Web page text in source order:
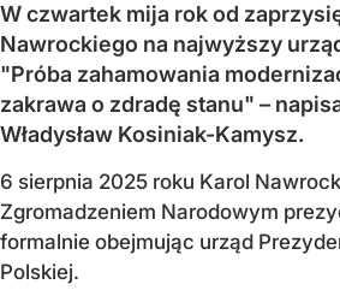
W czwartek mija rok od
Nawrockiego na najwyższy
"Próba zahamowania
zakrawa o zdradę stanu" –
Władysław Kosiniak-Kamysz.
6 sierpnia 2025 roku Karol
Zgromadzeniem Narodowym
formalnie obejmując urząd
Polskiej.